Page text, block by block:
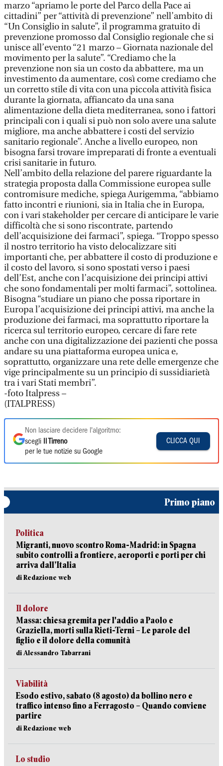
marzo “apriamo le porte del Parco della Pace ai
cittadini” per “attività di prevenzione” nell’ambito di
“Un Consiglio in salute”, il programma gratuito di
prevenzione promosso dal Consiglio regionale che si
unisce all’evento “21 marzo – Giornata nazionale del
movimento per la salute”. “Crediamo che la
prevenzione non sia un costo da abbattere, ma un
investimento da aumentare, così come crediamo che
un corretto stile di vita con una piccola attività fisica
durante la giornata, affiancato da una sana
alimentazione della dieta mediterranea, sono i fattori
principali con i quali si può non solo avere una salute
migliore, ma anche abbattere i costi del servizio
sanitario regionale”. Anche a livello europeo, non
bisogna farsi trovare impreparati di fronte a eventuali
crisi sanitarie in futuro.
Nell’ambito della relazione del parere riguardante la
strategia proposta dalla Commissione europea sulle
contromisure mediche, spiega Aurigemma, “abbiamo
fatto incontri e riunioni, sia in Italia che in Europa,
con i vari stakeholder per cercare di anticipare le varie
difficoltà che si sono riscontrate, partendo
dell’acquisizione dei farmaci”, spiega. “Troppo spesso
il nostro territorio ha visto delocalizzare siti
importanti che, per abbattere il costo di produzione e
il costo del lavoro, si sono spostati verso i paesi
dell’Est, anche con l’acquisizione dei principi attivi
che sono fondamentali per molti farmaci”, sottolinea.
Bisogna “studiare un piano che possa riportare in
Europa l’acquisizione dei principi attivi, ma anche la
produzione dei farmaci, ma soprattutto riportare la
ricerca sul territorio europeo, cercare di fare rete
anche con una digitalizzazione dei pazienti che possa
andare su una piattaforma europea unica e,
soprattutto, organizzare una rete delle emergenze che
vige principalmente su un principio di sussidiarietà
tra i vari Stati membri”.
-foto Italpress –
(ITALPRESS)
Non lasciare decidere l'algoritmo:
scegli
Il Tirreno
per le tue notizie su Google
CLICCA QUI
Primo piano
Politica
Migranti, nuovo scontro Roma-Madrid: in Spagna
subito controlli a frontiere, aeroporti e porti per chi
arriva dall’Italia
di Redazione web
Il dolore
Massa: chiesa gremita per l'addio a Paolo e
Graziella, morti sulla Rieti-Terni – Le parole del
figlio e il dolore della comunità
di Alessandro Tabarrani
Viabilità
Esodo estivo, sabato (8 agosto) da bollino nero e
traffico intenso fino a Ferragosto – Quando conviene
partire
di Redazione web
Lo studio